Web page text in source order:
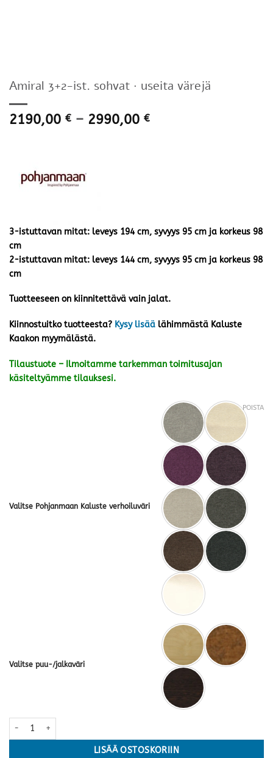
Amiral 3+2-ist. sohvat · useita värejä
2190,00 € – 2990,00 €Hintaluokka:
3-istuttavan mitat: leveys 194 cm, syvyys 95 cm ja korkeus 98
cm
2-istuttavan mitat: leveys 144 cm, syvyys 95 cm ja korkeus 98
cm
Tuotteeseen on kiinnitettävä vain jalat.
Kiinnostuitko tuotteesta? Kysy lisää lähimmästä Kaluste
Kaakon myymälästä.
Tilaustuote – Ilmoitamme tarkemman toimitusajan
käsiteltyämme tilauksesi.
Valitse Pohjanmaan Kaluste verhoiluväri
Valitse puu-/jalkaväri
POISTA
Amiral 3+2-ist. sohvat · useita värejä määrä
LISÄÄ OSTOSKORIIN